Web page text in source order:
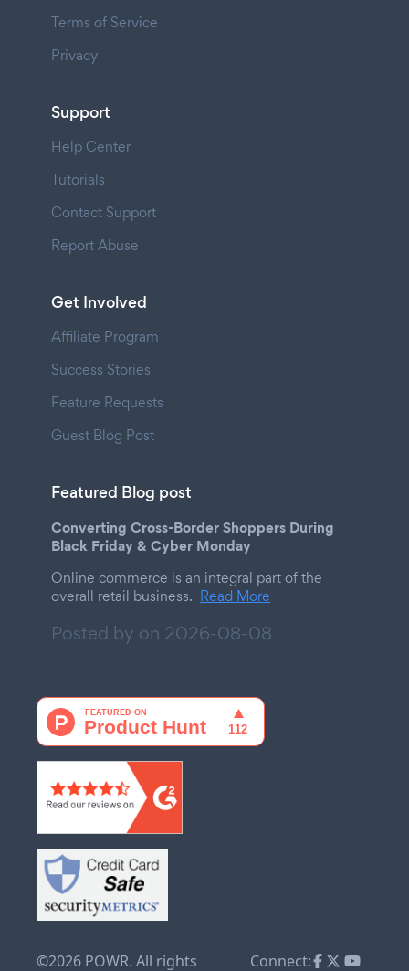
Terms of Service
Privacy
Support
Help Center
Tutorials
Contact Support
Report Abuse
Get Involved
Affiliate Program
Success Stories
Feature Requests
Guest Blog Post
Featured Blog post
Converting Cross-Border Shoppers During
Black Friday & Cyber Monday
Online commerce is an integral part of the
overall retail business. Read More
Posted by on 2026-08-08
©2026 POWR. All rights Connect: